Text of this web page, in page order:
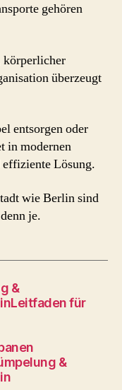
gehören
körperlicher
überzeugt
entsorgen oder
in modernen
Lösung.
wie Berlin sind
je.
&
für
&